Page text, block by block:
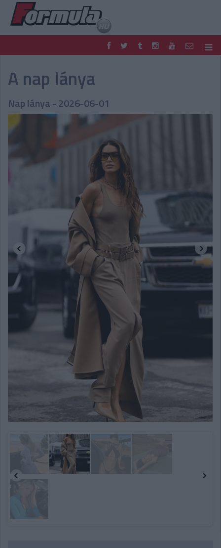
FORMULA
NEMZETKÖZI
RETRO
PODCAST
SHOP
LIVE
DIGITÁLIS MAGAZIN
PONTÁLLÁSOK
A nap lánya
Nap lánya - 2026-06-01